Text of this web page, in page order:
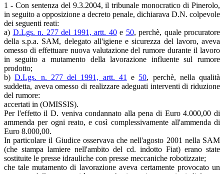
1 - Con sentenza del 9.3.2004, il tribunale monocratico di Pinerolo,
in seguito a opposizione a decreto penale, dichiarava D.N. colpevole
dei seguenti reati:
a) D.Lgs. n. 277 del 1991, artt. 40e 50, perchè, quale procuratore
della s.p.a. SAM, delegato all'igiene e sicurezza del lavoro, aveva
omesso di effettuare nuova valutazione del rumore durante il lavoro
in seguito a mutamento della lavorazione influente sul rumore
prodotto;
b)D.Lgs. n. 277 del 1991, artt. 41 e 50, perchè, nella qualità
suddetta, aveva omesso di realizzare adeguati interventi di riduzione
del rumore:
accertati in (OMISSIS).
Per l'effetto il D. veniva condannato alla pena di Euro 4.000,00 di
ammenda per ogni reato, e così complessivamente all'ammenda di
Euro 8.000,00.
In particolare il Giudice osservava che nell'agosto 2001 nella SAM
(che stampa lamiere nell'ambito del cd. indotto Fiat) erano state
sostituite le presse idrauliche con presse meccaniche robotizzate;
che tale mutamento di lavorazione aveva certamente provocato un